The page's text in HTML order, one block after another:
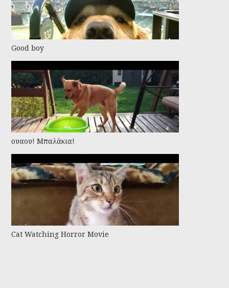
Good boy
ουαου! Μπαλάκια!
Cat Watching Horror Movie